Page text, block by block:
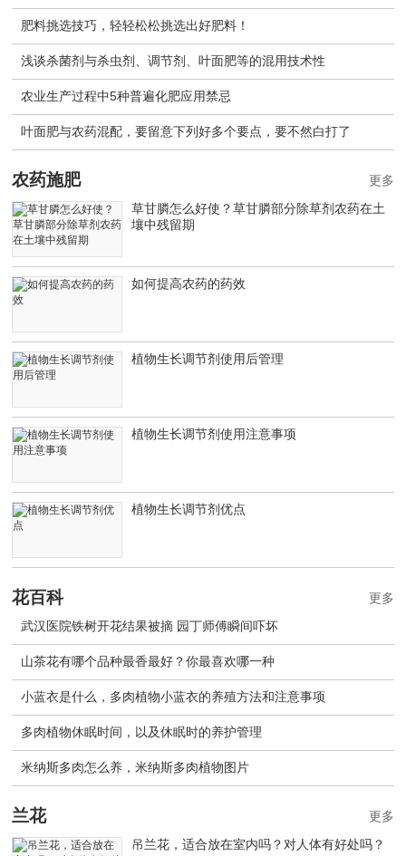
肥料挑选技巧，轻轻松松挑选出好肥料！
浅谈杀菌剂与杀虫剂、调节剂、叶面肥等的混用技术性
农业生产过程中5种普遍化肥应用禁忌
叶面肥与农药混配，要留意下列好多个要点，要不然白打了
农药施肥
草甘膦怎么好使？草甘膦部分除草剂农药在土
壤中残留期
如何提高农药的药效
植物生长调节剂使用后管理
植物生长调节剂使用注意事项
植物生长调节剂优点
更多
花百科
武汉医院铁树开花结果被摘 园丁师傅瞬间吓坏
山茶花有哪个品种最香最好？你最喜欢哪一种
小蓝衣是什么，多肉植物小蓝衣的养殖方法和注意事项
多肉植物休眠时间，以及休眠时的养护管理
米纳斯多肉怎么养，米纳斯多肉植物图片
更多
兰花
吊兰花，适合放在室内吗？对人体有好处吗？
更多